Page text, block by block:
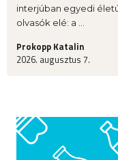
interjúban egyedi
olvasók elé: a ...
Prokopp Katalin
2026. augusztus 7.